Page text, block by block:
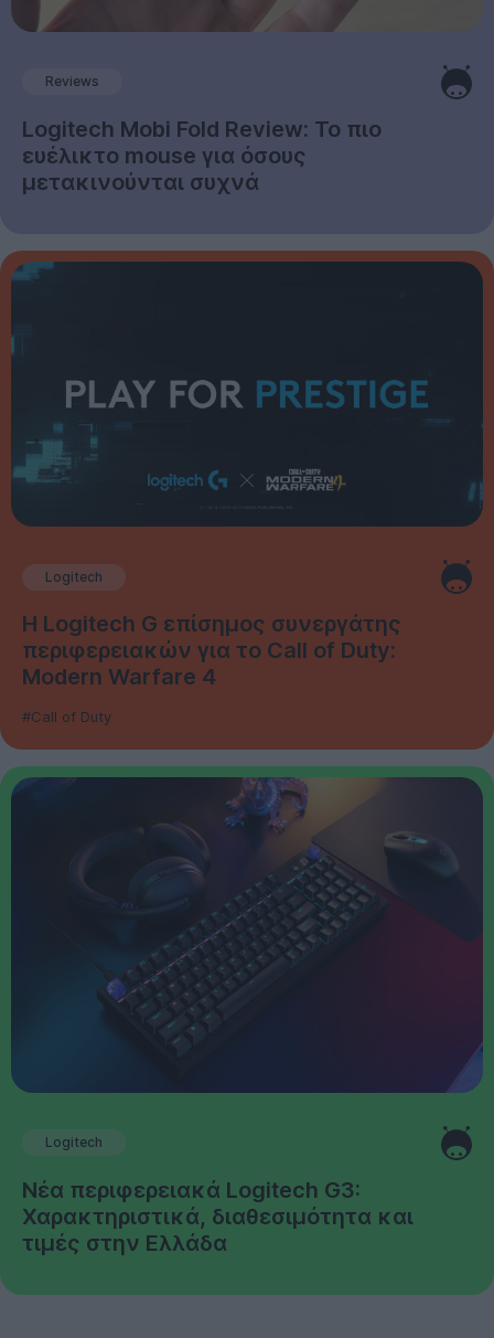
Reviews
Logitech Mobi Fold Review: Το πιο
ευέλικτο mouse για όσους
μετακινούνται συχνά
Logitech
Η Logitech G επίσημος συνεργάτης
περιφερειακών για το Call of Duty:
Modern Warfare 4
#Call of Duty
Logitech
Νέα περιφερειακά Logitech G3:
Χαρακτηριστικά, διαθεσιμότητα και
τιμές στην Ελλάδα